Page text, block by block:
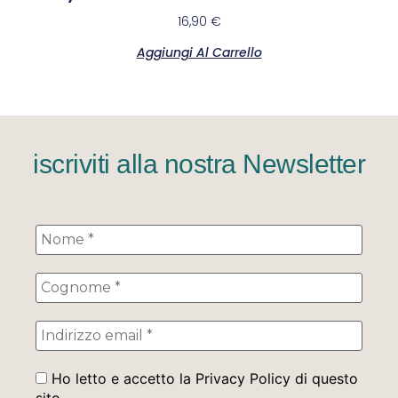
16,90 €
Aggiungi Al Carrello
iscriviti alla nostra Newsletter
Ho letto e accetto la Privacy Policy di questo